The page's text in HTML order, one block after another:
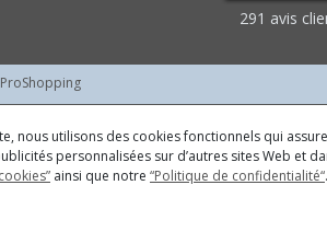
291 avis
nous utilisons des cookies fonctionnels qui
personnalisées sur d’autres sites Web et
ainsi que notre “Politique de confidentialité“